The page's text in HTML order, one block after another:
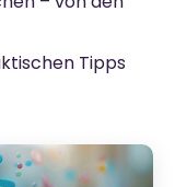
Tipps